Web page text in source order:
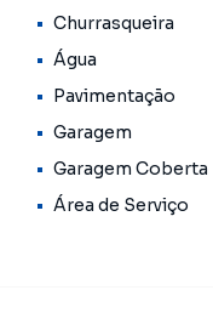
Churrasqueira
Água
Pavimentação
Garagem
Garagem Coberta
Área de Serviço